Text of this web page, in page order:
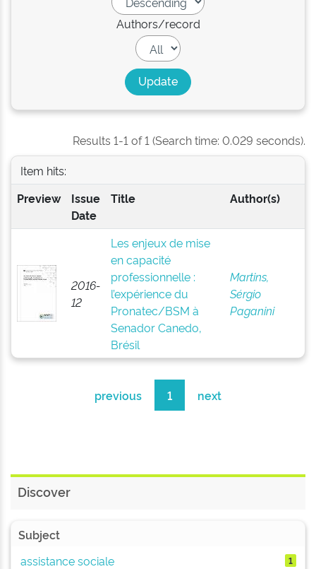
Authors/record
Results 1-1 of 1 (Search time: 0.029 seconds).
Item hits:
Preview
Issue
Date
Title Author(s)
2016-
12
Les enjeux de mise
en capacité
professionnelle :
l’expérience du
Pronatec/BSM à
Senador Canedo,
Brésil
Martins,
Sérgio
Paganini
previous 1 next
Discover
Subject
assistance sociale
1